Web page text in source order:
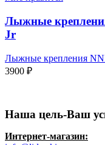
Лыжные
Jr
Лыжные крепления
3900 ₽
Наша цель-Ваш
Интернет-магазин: